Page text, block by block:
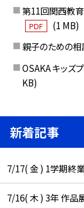
第11回関西教
PDF
(1 MB)
親子のための相
OSAKA キッズ
KB)
新着記事
7/17( 金 ) 1学期終
7/16( 木 ) 3年 作品